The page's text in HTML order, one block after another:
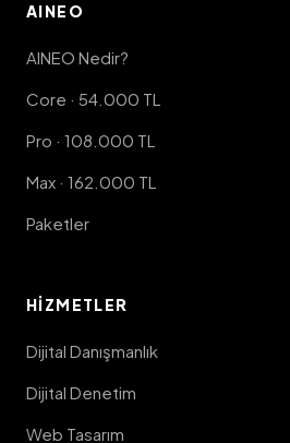
AINEO
AINEO Nedir?
Core · 54.000 TL
Pro · 108.000 TL
Max · 162.000 TL
Paketler
HIZMETLER
Dijital Danışmanlık
Dijital Denetim
Web Tasarım